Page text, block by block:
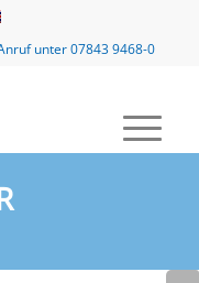
unter 07843 9468-0